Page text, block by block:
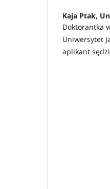
Kaja Ptak,
Doktorantka
Uniwersytet
aplikant